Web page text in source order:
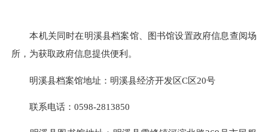
本机关同时在明溪县档案馆、图书馆设置政府信息查阅场
所，为获取政府信息提供便利。
明溪县档案馆地址：明溪县经济开发区C区20号
联系电话：0598-2813850